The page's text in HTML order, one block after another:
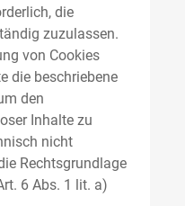
die
zuzulassen.
von Cookies
die beschriebene
den
Inhalte zu
nicht
Rechtsgrundlage
6 Abs. 1 lit. a)